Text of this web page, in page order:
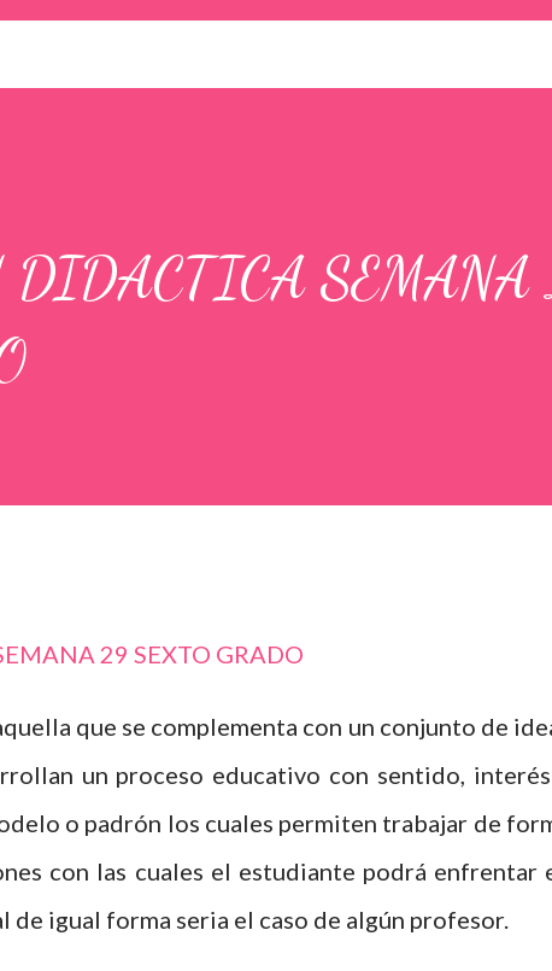
DIDACTICA
29 SEXTO GRADO
que se complementa con un conjunto de
un proceso educativo con sentido,
o padrón los cuales permiten trabajar de
con las cuales el estudiante podrá enfrentar
igual forma seria el caso de algún profesor.